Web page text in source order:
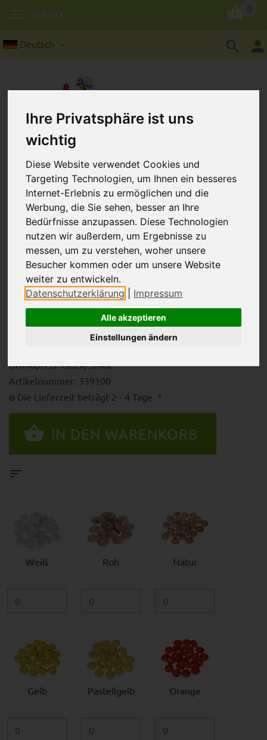
Ihre Privatsphäre ist uns
wichtig
Diese Website verwendet Cookies und
Targeting Technologien, um Ihnen ein besseres
Internet-Erlebnis zu ermöglichen und die
Werbung, die Sie sehen, besser an Ihre
Bedürfnisse anzupassen. Diese Technologien
nutzen wir außerdem, um Ergebnisse zu
messen, um zu verstehen, woher unsere
Besucher kommen oder um unsere Website
weiter zu entwickeln.
Datenschutzerklärung
Impressum
Alle akzeptieren
Einstellungen ändern
Deutsch
MENÜ
Holzlinsen in 18 mm : 4
Stück/Packung
€0.79
Versandkosten
Grundpreis: €0.20/Stück
Artikelnummer: 339100
Die Lieferzeit beträgt 2 - 4 Tage. *
Weiß Roh Natur
Gelb Pastellgelb Orange